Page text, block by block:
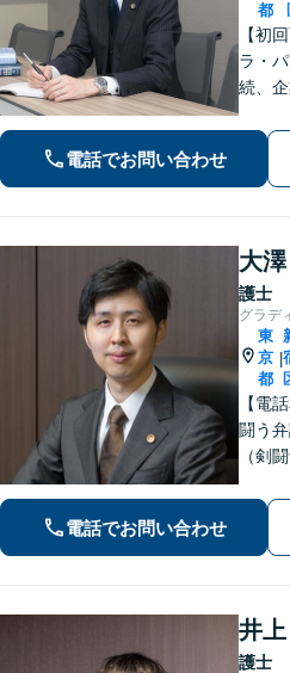
都
【初
ラ・
続、
者さ
ドバ
相談
駅5分
電話でお問い合わせ
大
護士
グラデ
東
京
都
|
【電
闘う
（剣
確固
刑事
さい。
電話でお問い合わせ
井
護士